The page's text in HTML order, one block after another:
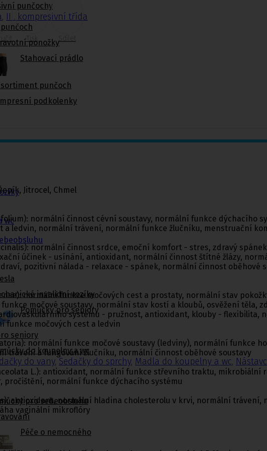
punčochy
, III. kompresivní třída
ponožky
Stahovací prádlo
punčoch
podkolenky
wc
invalidní vozíky
Pomůcky pro seniory
seniory
do koupelny a wc
do vany, Sedačky do sprchy, Madla do koupelny a wc,
pro sebeobsluhu
Péče o nemocného
Tisk Sdílet
Jitrocel, Chmel
normální činnost cévní soustavy, normální funkce dýchacího
a ledvin, normální trávení, normální funkce žlučníku, menstruační
normální činnost srdce, emoční komfort - stres, zdravý
účinek - usínání, antioxidant, normální činnost štítné žlázy,
pozitivní nálada - relaxace - spánek, normální činnost
normální funkce močových cest a prostaty, normální stav
močové soustavy, normální stav kostí a kloubů, osvěžení těla,
systému - pružnost, antioxidant, klouby -
funkce močových cest a ledvin
normální funkce močové soustavy (ledviny), normální funkce
trávení a fungování žlučníku, normální činnost oběhové soustavy
L.): antioxidant, normální funkce střevního traktu,
pročištění, normální funkce dýchacího systému
antioxidant, normální hladina cholesterolu v krvi, normální
vaginální mikroflóry